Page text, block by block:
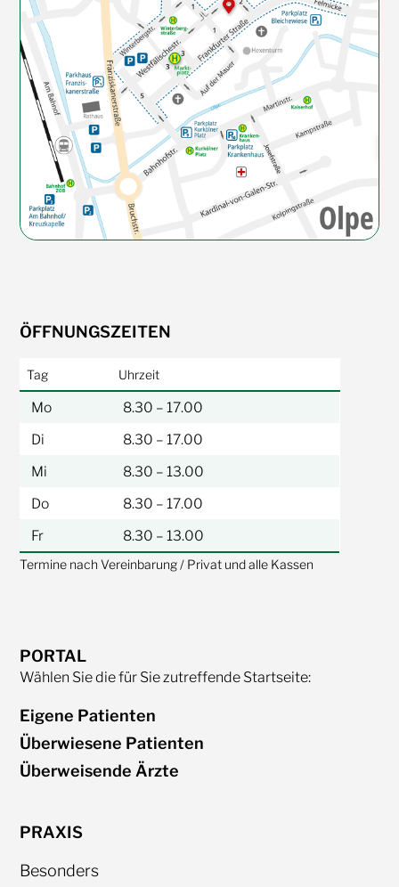
ÖFFNUNGSZEITEN
Tag Uhrzeit
Mo
8.30 – 17.00
Di
8.30 – 17.00
Mi
8.30 – 13.00
Do
8.30 – 17.00
Fr
8.30 – 13.00
Termine nach Vereinbarung / Privat und alle Kassen
PORTAL
Wählen Sie die für Sie zutreffende Startseite:
Eigene Patienten
Überwiesene Patienten
Überweisende Ärzte
PRAXIS
Besonders